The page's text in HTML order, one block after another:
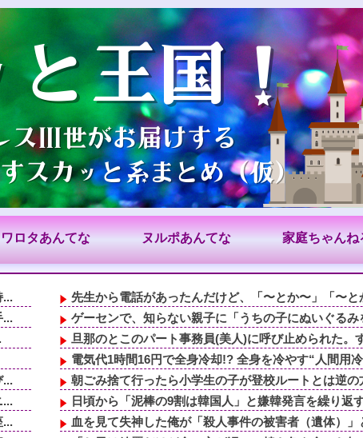
ワロタあんてな ヌルポあんてな 家庭ちゃんね
...
...
...
...
...
先生から電話があったんだけど、「〜とか〜」「〜
ゲーセンで、知らない親子に「うちの子にぬいぐる
旦那のとこのパート事務員(美人)に呼び止められた。
電気代1時間16円で全身冷却!? 全身を冷やす“人間用
朝ごみ捨て行ったら小学生の子が登校ルートとは逆の
日頃から「泥棒の9割は韓国人」と嫌韓発言を繰り返
血を見て失神した俺が「殺人事件の被害者（遺体）